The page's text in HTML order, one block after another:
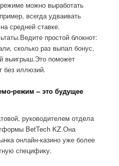
можно выработать
всегда удваивать
средней ставке.
простой блокнот:
сколько раз выпал бонус,
выигрыш.Это поможет
без иллюзий.
режим – это будущее
руководителем отдела
BetTech KZ.Она
онлайн-казино уже более
специфику.